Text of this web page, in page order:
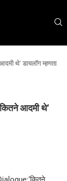
थे’ डायलॉग म्हणता
आदमी थे’